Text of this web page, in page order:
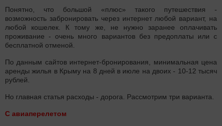
Понятно, что большой «плюс» такого путешествия -
возможность забронировать через интернет любой вариант, на
любой кошелек. К тому же, не нужно заранее оплачивать
проживание - очень много вариантов без предоплаты или с
бесплатной отменой.
По данным сайтов интернет-бронирования, минимальная цена
аренды жилья в Крыму на 8 дней в июле на двоих - 10-12 тысяч
рублей.
Но главная статья расходы - дорога. Рассмотрим три варианта.
С авиаперелетом